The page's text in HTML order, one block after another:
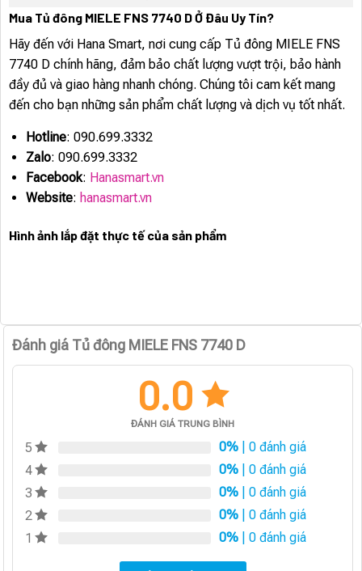
Mua Tủ đông MIELE FNS 7740 D Ở Đâu Uy Tín?
Hãy đến với Hana Smart, nơi cung cấp Tủ đông MIELE FNS
7740 D chính hãng, đảm bảo chất lượng vượt trội, bảo hành
đầy đủ và giao hàng nhanh chóng. Chúng tôi cam kết mang
đến cho bạn những sản phẩm chất lượng và dịch vụ tốt nhất.
Hotline: 090.699.3332
Zalo: 090.699.3332
Facebook: Hanasmart.vn
Website: hanasmart.vn
Hình ảnh lắp đặt thực tế của sản phẩm
Đánh giá Tủ đông MIELE FNS 7740 D
0.0
ĐÁNH GIÁ TRUNG BÌNH
5 0% | 0 đánh giá
4
0% | 0 đánh giá
3
0% | 0 đánh giá
2
0% | 0 đánh giá
1
0% | 0 đánh giá